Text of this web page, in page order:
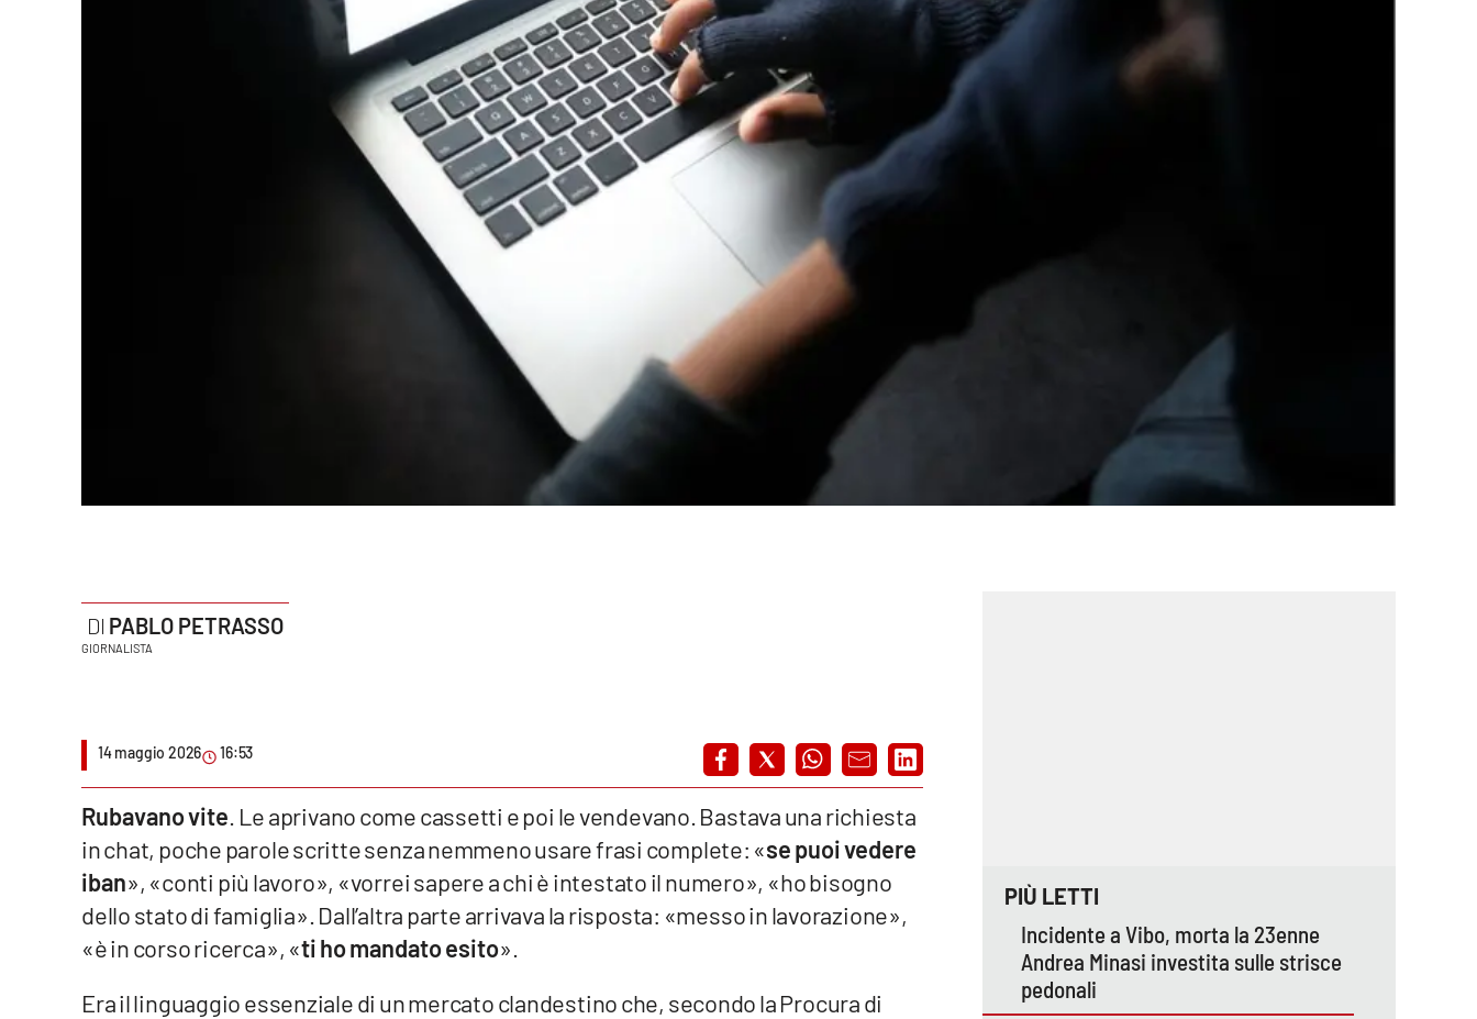
Parchi Marini Calabria
Imprese Di Calabria
Le perfidie di Antonella Grippo
Venti di comunicazione
Streaming
LaC Network
PABLO PETRASSO
GIORNALISTA
14 maggio 2026 16:53
Rubavano vite . Le aprivano come cassetti e poi le vendevano. Bastava una richiesta
in chat, poche parole scritte senza nemmeno usare frasi complete: «se puoi vedere
iban», «conti più lavoro», «vorrei sapere a chi è intestato il numero», «ho bisogno
dello stato di famiglia». Dall’altra parte arrivava la risposta: «messo in lavorazione»,
«è in corso ricerca», «ti ho mandato esito».
Era il linguaggio essenziale di un mercato clandestino che, secondo la Procura di
PIÙ LETTI
Incidente a Vibo, morta la 23enne
Andrea Minasi investita sulle strisce
pedonali